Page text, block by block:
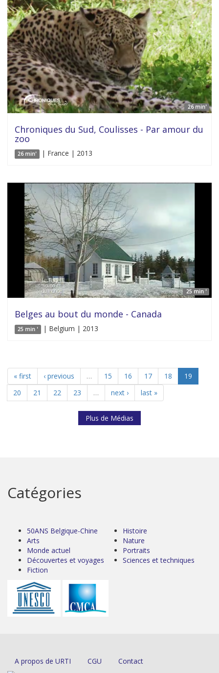
26 min'
Chroniques du Sud, Coulisses - Par amour du
zoo
26 min' | France | 2013
25 min '
Belges au bout du monde - Canada
25 min ' | Belgium | 2013
« first ‹ previous … 15 16 17 18
19
20
21 22 23 … next › last »
Plus de Médias
Catégories
50ANS Belgique-Chine
Arts
Monde actuel
Découvertes et voyages
Fiction
Histoire
Nature
Portraits
Sciences et techniques
A propos de URTI CGU Contact